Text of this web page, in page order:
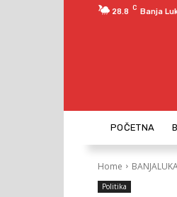
28.8 C Banja
POČETNA
Home
Politika